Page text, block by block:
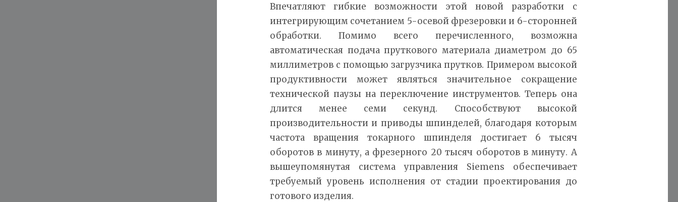
Впечатляют гибкие возможности этой новой разработки с
интегрирующим сочетанием 5-осевой фрезеровки и 6-сторонней
обработки. Помимо всего перечисленного, возможна
автоматическая подача пруткового материала диаметром до 65
миллиметров с помощью загрузчика прутков. Примером высокой
продуктивности может являться значительное сокращение
технической паузы на переключение инструментов. Теперь она
длится менее семи секунд. Способствуют высокой
производительности и приводы шпинделей, благодаря которым
частота вращения токарного шпинделя достигает 6 тысяч
оборотов в минуту, а фрезерного 20 тысяч оборотов в минуту. А
вышеупомянутая система управления Siemens обеспечивает
требуемый уровень исполнения от стадии проектирования до
готового изделия.